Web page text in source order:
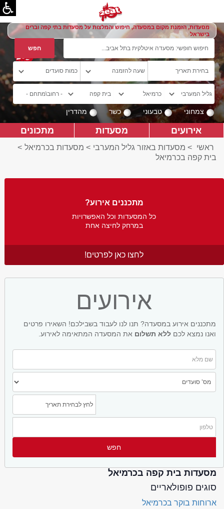
מסעדות, הזמנת מקום במסעדה, חיפוש והמלצות על מסעדות בתי קפה וברים
בישראל
צמחוני טבעוני כשר מהדרין
אירועים מסעדות מתכונים
ראשי > מסעדות באזור גליל המערבי > מסעדות בכרמיאל >
בית קפה בכרמיאל
מתכננים אירוע?
כל המסעדות וכל האפשרויות
במרחק לחיצה אחת
לחצו כאן לפרטים!
אירועים
מתכננים אירוע במסעדה? תנו לנו לעבוד בשבילכם! השאירו פרטים
ואנו נמצא לכם ללא תשלום את המסעדה המתאימה לאירוע.
מסעדות בית קפה בכרמיאל
סוגים פופולאריים
ארוחות בוקר בכרמיאל